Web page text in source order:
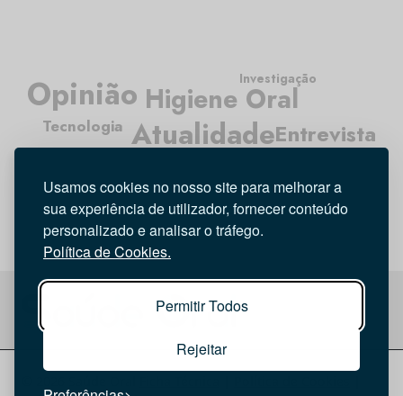
Usamos cookies no nosso site para melhorar a
sua experiência de utilizador, fornecer conteúdo
personalizado e analisar o tráfego.
Política de Cookies.
Permitir Todos
Rejeitar
Atualidade
Médicos Dentistas
Higiene Oral
Entrevista
Opinião
Tecnologia
Investigação